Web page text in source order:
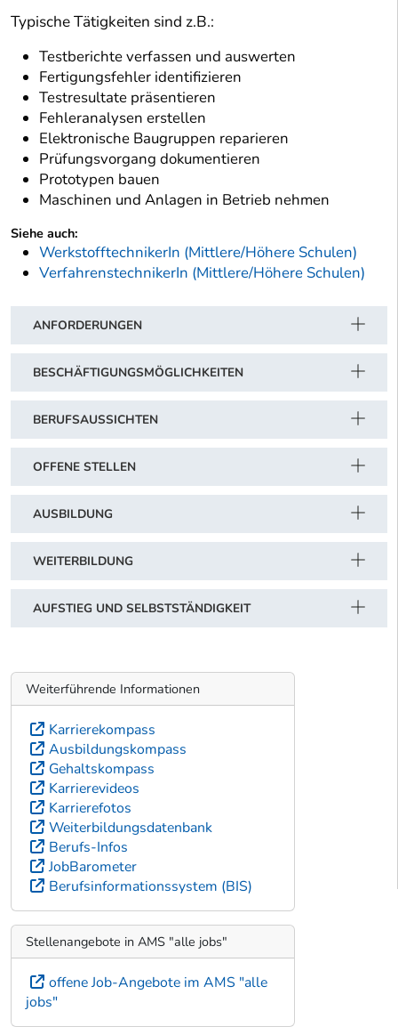
Typische Tätigkeiten sind z.B.:
Testberichte verfassen und auswerten
Fertigungsfehler identifizieren
Testresultate präsentieren
Fehleranalysen erstellen
Elektronische Baugruppen reparieren
Prüfungsvorgang dokumentieren
Prototypen bauen
Maschinen und Anlagen in Betrieb nehmen
Siehe auch:
WerkstofftechnikerIn (Mittlere/Höhere Schulen)
VerfahrenstechnikerIn (Mittlere/Höhere Schulen)
ANFORDERUNGEN
BESCHÄFTIGUNGSMÖGLICHKEITEN
BERUFSAUSSICHTEN
OFFENE STELLEN
AUSBILDUNG
WEITERBILDUNG
AUFSTIEG UND SELBSTSTÄNDIGKEIT
Weiterführende Informationen
Karrierekompass
Ausbildungskompass
Gehaltskompass
Karrierevideos
Karrierefotos
Weiterbildungsdatenbank
Berufs-Infos
JobBarometer
Berufsinformationssystem (BIS)
Stellenangebote in AMS "alle jobs"
offene Job-Angebote im AMS "alle
jobs"